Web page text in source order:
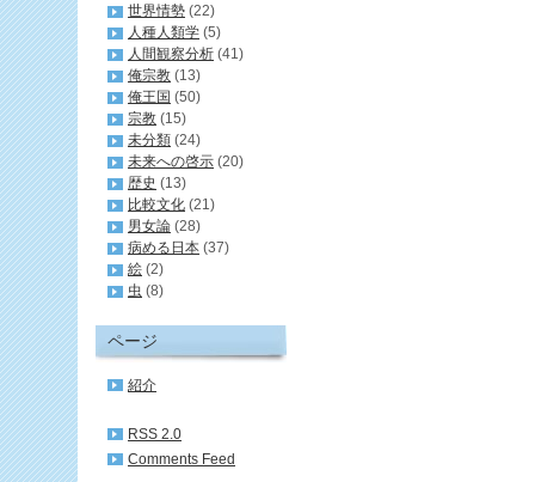
世界情勢 (22)
人種人類学 (5)
人間観察分析 (41)
俺宗教 (13)
俺王国 (50)
宗教 (15)
未分類 (24)
未来への啓示 (20)
歴史 (13)
比較文化 (21)
男女論 (28)
病める日本 (37)
絵 (2)
虫 (8)
ページ
紹介
RSS 2.0
Comments Feed